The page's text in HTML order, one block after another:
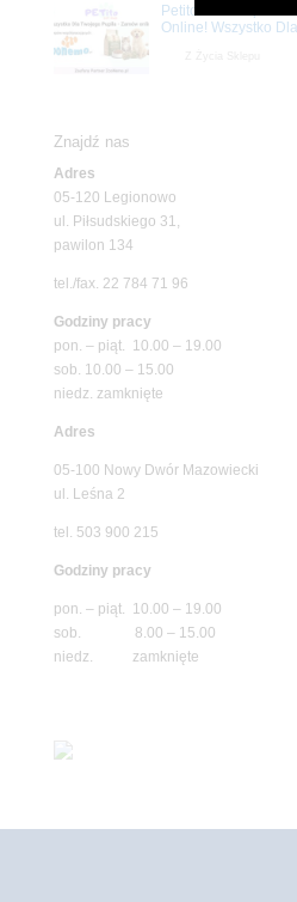
Petito Pet Shop –
Online! Wszystko
Znajdź nas
Adres
05-120 Legionowo
ul. Piłsudskiego 31,
pawilon 134
tel./fax. 22 784 71 96
Godziny pracy
pon. – piąt. 10.00 – 19.00
sob. 10.00 – 15.00
niedz. zamknięte
Adres
05-100 Nowy Dwór Mazowiecki
ul. Leśna 2
tel. 503 900 215
Godziny pracy
pon. – piąt. 10.00 – 19.00
sob. 8.00 – 15.00
niedz. zamknięte